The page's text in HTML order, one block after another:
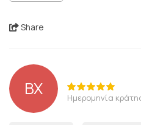
Share
ΒΧ Ημερομηνία